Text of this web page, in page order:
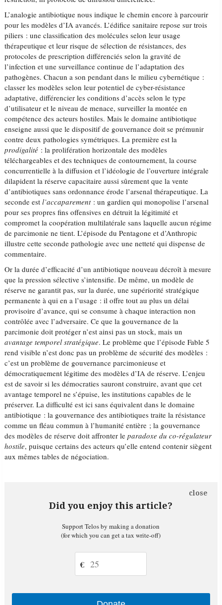
L’analogie antibiotique nous indique le chemin encore à parcourir
pour les modèles d’IA avancés. L’édifice sanitaire repose sur trois
piliers : une classification des molécules selon leur usage
thérapeutique et leur risque de sélection de résistances, des
protocoles de prescription différenciés selon la gravité de
l’infection et une surveillance continue de l’adaptation des
pathogènes. Chacun a son pendant dans le milieu cybernétique :
classer les modèles selon leur potentiel de cyber-résistance
adaptative, différencier les conditions d’accès selon le type
d’utilisateur et le niveau de menace, surveiller la montée en
compétence des acteurs hostiles. Mais le domaine antibiotique
enseigne aussi que le dispositif de gouvernance doit se prémunir
contre deux pathologies symétriques. La première est la
prodigalité : la prolifération horizontale des modèles
téléchargeables et des techniques de contournement, la course
concurrentielle à la diffusion et l’idéologie de l’ouverture intégrale
dilapident la réserve capacitaire aussi sûrement que la vente
d’antibiotiques sans ordonnance érode l’arsenal thérapeutique. La
seconde estl’accaparement: un gardien qui monopolise l’arsenal
pour ses propres fins offensives en détruit la légitimité et
compromet la coopération multilatérale sans laquelle aucun régime
de parcimonie ne tient. L’épisode du Pentagone et d’Anthropic
illustre cette seconde pathologie avec une netteté qui dispense de
commentaire.
Or la durée d’efficacité d’un antibiotique nouveau décroît à mesure
que la pression sélective s’intensifie. De même, un modèle de
réserve ne garantit pas, sur la durée, une supériorité stratégique
permanente à qui en a l’usage : il offre tout au plus un délai
provisoire d’avance, qui se consume à chaque interaction non
contrôlée avec l’adversaire. Ce que la gouvernance de la
parcimonie doit protéger n’est ainsi pas un stock, mais un
avantage temporel stratégique. Le problème que l’épisode Fable 5
rend visible n’est donc pas un problème de sécurité des modèles :
c’est un problème de gouvernance parcimonieuse et
démocratiquement légitime des modèles d’IA de réserve. L’enjeu
est de savoir si les démocraties sauront construire, avant que cet
avantage temporel ne s’épuise, les institutions capables de le
préserver. La difficulté est ici sans équivalent dans le domaine
antibiotique : la gouvernance des antibiotiques traite la résistance
comme un fléau commun à l’humanité entière ; la gouvernance
des modèles de réserve doit affronter leparadoxe du co-régulateur
hostile, puisque certains des acteurs qu’elle entend contenir siègent
aux mêmes tables de négociation.
Did you enjoy this article?
close
Support Telos by making a donation
(for which you can get a tax write-off)
€